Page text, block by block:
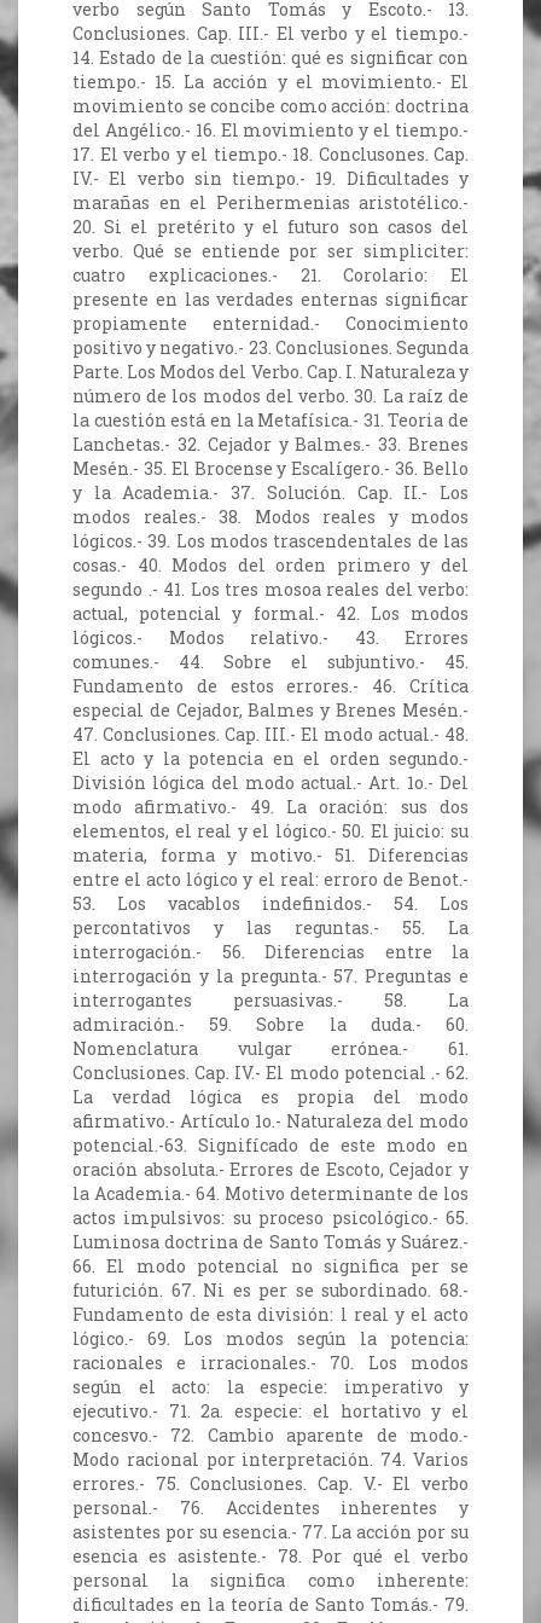
verbo según Santo Tomás y Escoto.- 13.
Conclusiones. Cap. III.- El verbo y el tiempo.-
14. Estado de la cuestión: qué es significar con
tiempo.- 15. La acción y el movimiento.- El
movimiento se concibe como acción: doctrina
del Angélico.- 16. El movimiento y el tiempo.-
17. El verbo y el tiempo.- 18. Conclusones. Cap.
IV.- El verbo sin tiempo.- 19. Dificultades y
marañas en el Perihermenias aristotélico.-
20. Si el pretérito y el futuro son casos del
verbo. Qué se entiende por ser simpliciter:
cuatro explicaciones.- 21. Corolario: El
presente en las verdades enternas significar
propiamente enternidad.- Conocimiento
positivo y negativo.- 23. Conclusiones. Segunda
Parte. Los Modos del Verbo. Cap. I. Naturaleza y
número de los modos del verbo. 30. La raíz de
la cuestión está en la Metafísica.- 31. Teoria de
Lanchetas.- 32. Cejador y Balmes.- 33. Brenes
Mesén.- 35. El Brocense y Escalígero.- 36. Bello
y la Academia.- 37. Solución. Cap. II.- Los
modos reales.- 38. Modos reales y modos
lógicos.- 39. Los modos trascendentales de las
cosas.- 40. Modos del orden primero y del
segundo .- 41. Los tres mosoa reales del verbo:
actual, potencial y formal.- 42. Los modos
lógicos.- Modos relativo.- 43. Errores
comunes.- 44. Sobre el subjuntivo.- 45.
Fundamento de estos errores.- 46. Crítica
especial de Cejador, Balmes y Brenes Mesén.-
47. Conclusiones. Cap. III.- El modo actual.- 48.
El acto y la potencia en el orden segundo.-
División lógica del modo actual.- Art. 1o.- Del
modo afirmativo.- 49. La oración: sus dos
elementos, el real y el lógico.- 50. El juicio: su
materia, forma y motivo.- 51. Diferencias
entre el acto lógico y el real: erroro de Benot.-
53. Los vacablos indefinidos.- 54. Los
percontativos y las reguntas.- 55. La
interrogación.- 56. Diferencias entre la
interrogación y la pregunta.- 57. Preguntas e
interrogantes persuasivas.- 58. La
admiración.- 59. Sobre la duda.- 60.
Nomenclatura vulgar errónea.- 61.
Conclusiones. Cap. IV.- El modo potencial .- 62.
La verdad lógica es propia del modo
afirmativo.- Artículo 1o.- Naturaleza del modo
potencial.-63. Signifícado de este modo en
oración absoluta.- Errores de Escoto, Cejador y
la Academia.- 64. Motivo determinante de los
actos impulsivos: su proceso psicológico.- 65.
Luminosa doctrina de Santo Tomás y Suárez.-
66. El modo potencial no significa per se
futurición. 67. Ni es per se subordinado. 68.-
Fundamento de esta división: l real y el acto
lógico.- 69. Los modos según la potencia:
racionales e irracionales.- 70. Los modos
según el acto: la especie: imperativo y
ejecutivo.- 71. 2a. especie: el hortativo y el
concesvo.- 72. Cambio aparente de modo.-
Modo racional por interpretación. 74. Varios
errores.- 75. Conclusiones. Cap. V.- El verbo
personal.- 76. Accidentes inherentes y
asistentes por su esencia.- 77. La acción por su
esencia es asistente.- 78. Por qué el verbo
personal la significa como inherente:
dificultades en la teoría de Santo Tomás.- 79.